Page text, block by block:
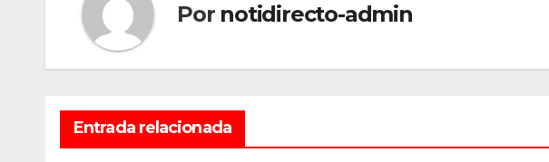
Por notidirecto-admin
Entrada relacionada